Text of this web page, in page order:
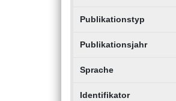
Publikationstyp
Publikationsjahr
Sprache
Identifikator